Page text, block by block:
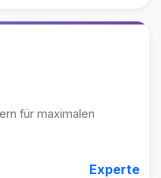
für maximalen
Experte